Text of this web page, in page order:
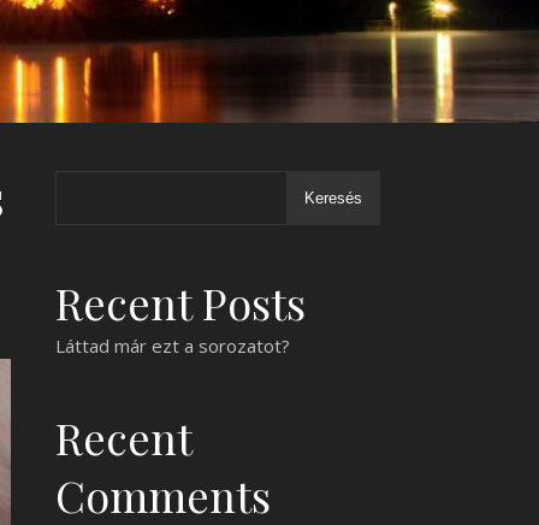
Keresés
Recent Posts
Láttad már ezt a sorozatot?
Recent
Comments